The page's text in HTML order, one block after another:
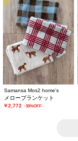
Samansa Mos2 home's
メローブランケット
￥2,772 -30%OFF-